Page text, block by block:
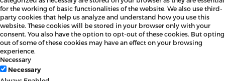
for the working of basic functionalities of the website. We also use third-
party cookies that help us analyze and understand how you use this
website. These cookies will be stored in your browser only with your
consent. You also have the option to opt-out of these cookies. But opting
out of some of these cookies may have an effect on your browsing
experience.
Necessary
Necessary